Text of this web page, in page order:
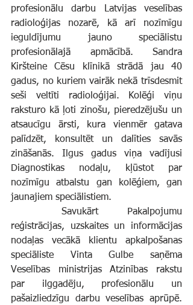
profesionālu darbu Latvijas veselības
radioloģijas nozarē, kā arī nozīmīgu
ieguldījumu jauno speciālistu
profesionālajā apmācībā. Sandra
Kiršteine Cēsu klīnikā strādā jau 40
gadus, no kuriem vairāk nekā trīsdesmit
seši veltīti radioloģijai. Kolēģi viņu
raksturo kā ļoti zinošu, pieredzējušu un
atsaucīgu ārsti, kura vienmēr gatava
palīdzēt, konsultēt un dalīties savās
zināšanās. Ilgus gadus viņa vadījusi
Diagnostikas nodaļu, kļūstot par
nozīmīgu atbalstu gan kolēģiem, gan
jaunajiem speciālistiem.
reģistrācijas, uzskaites un informācijas
nodaļas vecākā klientu apkalpošanas
speciāliste Vinta Gulbe saņēma
Veselības ministrijas Atzinības rakstu
par ilggadēju, profesionālu un
pašaizliedzīgu darbu veselības aprūpē.